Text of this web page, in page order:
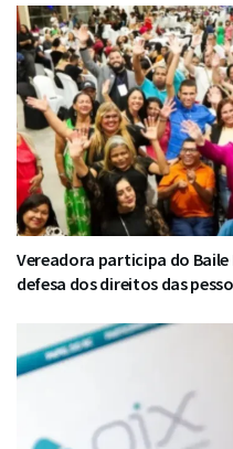
Vereadora participa do
defesa dos direitos das